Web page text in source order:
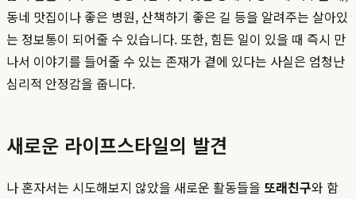
동네 맛집이나 좋은 병원, 산책하기 좋은 길 등을 알려주는 살아있
는 정보통이 되어줄 수 있습니다. 또한, 힘든 일이 있을 때 즉시 만
나서 이야기를 들어줄 수 있는 존재가 곁에 있다는 사실은 엄청난
심리적 안정감을 줍니다.
새로운 라이프스타일의 발견
나 혼자서는 시도해보지 않았을 새로운 활동들을 또래친구와 함